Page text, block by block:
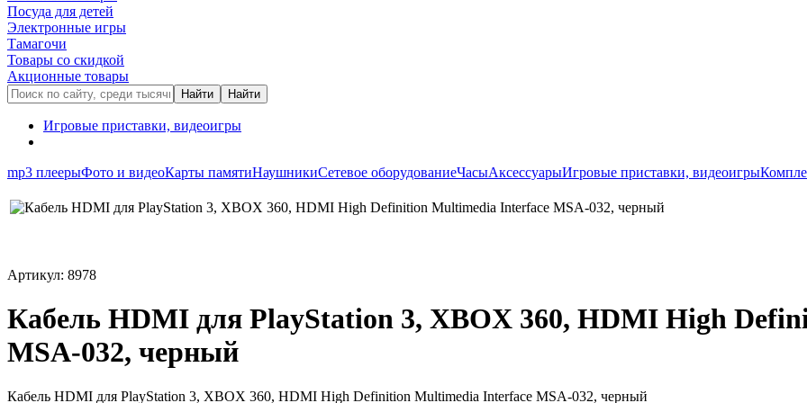
Посуда для детей
Электронные игры
Тамагочи
Товары со скидкой
Акционные товары
Игровые приставки, видеоигры
mp3 плеерыФото и видеоКарты памятиНаушникиСетевое оборудованиеЧасыАксессуарыИгровые приставки, видеоигры
Артикул: 8978
Кабель HDMI для PlayStation 3, XBOX 360, HDMI High
MSA-032, черный
Кабель HDMI для PlayStation 3, XBOX 360, HDMI High Definition Multimedia Interface MSA-032, черный